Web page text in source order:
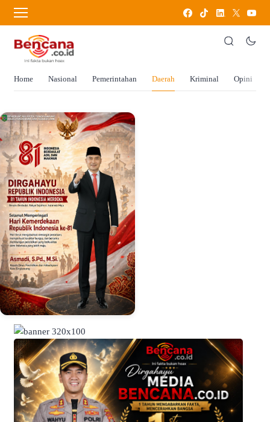
Home Nasional Pemerintahan Daerah Kriminal Opini